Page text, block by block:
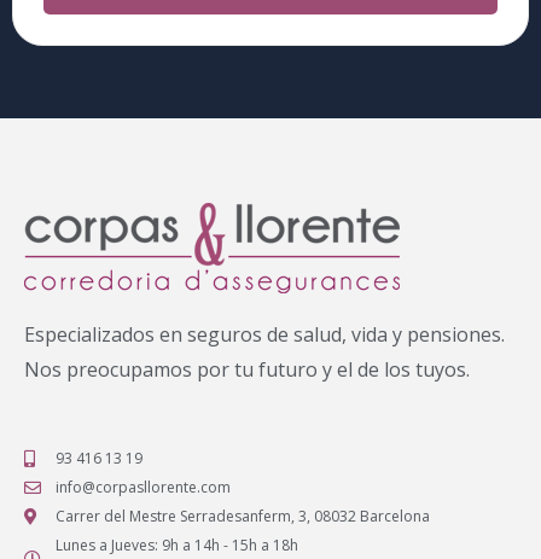
Especializados en seguros de salud, vida y pensiones.
Nos preocupamos por tu futuro y el de los tuyos.
93 416 13 19
info@corpasllorente.com
Carrer del Mestre Serradesanferm, 3, 08032 Barcelona
Lunes a Jueves: 9h a 14h - 15h a 18h